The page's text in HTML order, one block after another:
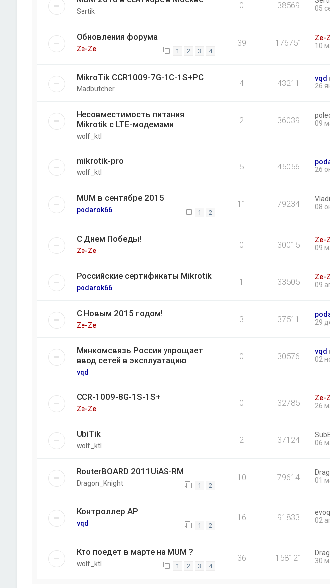
Sertik
0 38569
05
Обновления форума
Ze-Ze 1 2 3 4
39 176751
Ze-
10
MikroTik CCR1009-7G-1C-1S+PC
Madbutcher
4 43211
vqd
26
Несовместимость питания
Mikrotik с LTE-модемами
wolf_ktl
2 36039
09
mikrotik-pro
wolf_ktl
5 45056
26
MUM в сентябре 2015
podarok66 1 2
11 79234
08
С Днем Победы!
Ze-Ze
0 30015
Ze-
09
Российские сертификаты Mikrotik
podarok66
1 33505
Ze-
09
С Новым 2015 годом!
Ze-Ze
3 37511
29
Минкомсвязь России упрощает
ввод сетей в эксплуатацию
vqd
0 30576
vqd
02
CCR-1009-8G-1S-1S+
Ze-Ze
0 32785
Ze-
26
UbiTik
wolf_ktl
2 37124
06
RouterBOARD 2011UiAS-RM
Dragon_Knight 1 2
10 79614
01
Контроллер AP
vqd 1 2
16 91833
02
Кто поедет в марте на MUM ?
wolf_ktl 1 2 3 4
36 158121
30